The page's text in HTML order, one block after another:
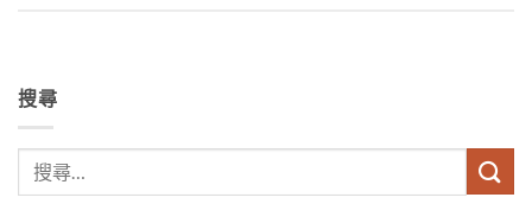
搜尋